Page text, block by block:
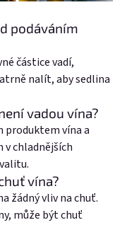
podáváním
částice vadí,
nalít, aby sedlina
vadou vína?
produktem vína a
v chladnějších
vína?
žádný vliv na chuť.
může být chuť